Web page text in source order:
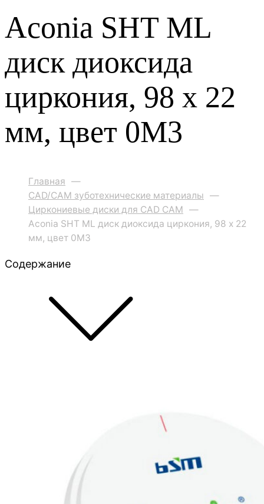
Aconia SHT ML
диск диоксида
циркония, 98 x 22
мм, цвет 0M3
Главная —
CAD/CAM зуботехнические материалы —
Циркониевые диски для CAD CAM —
Aconia SHT ML диск диоксида циркония, 98 x 22
мм, цвет 0M3
Содержание